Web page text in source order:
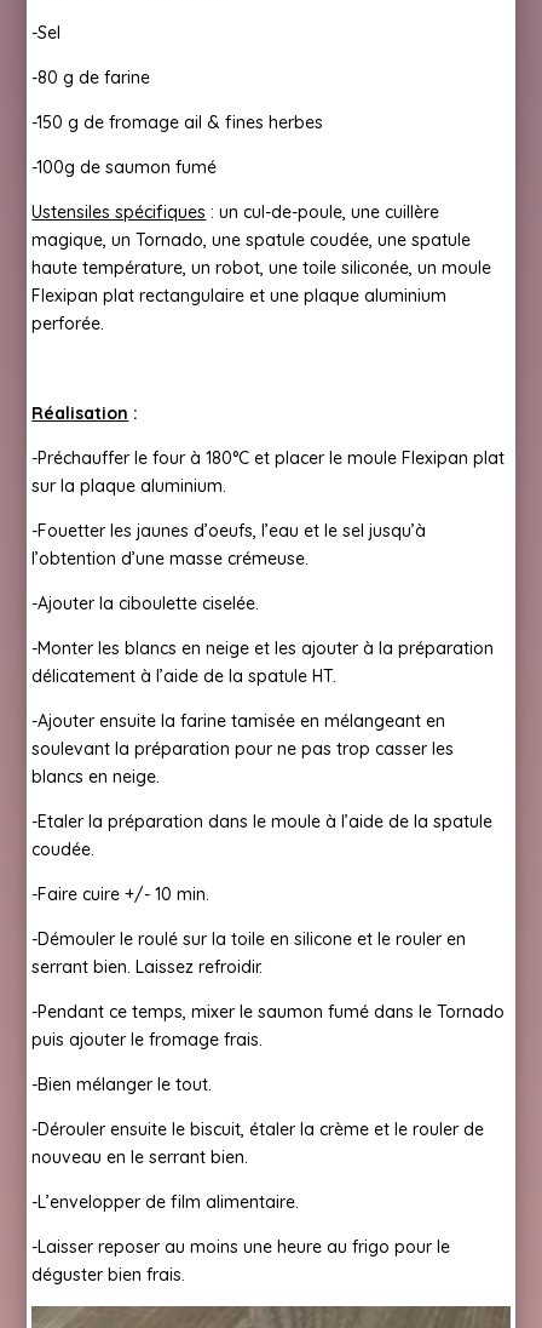
-Sel
-80 g de farine
-150 g de fromage ail & fines herbes
-100g de saumon fumé
Ustensiles spécifiques : un cul-de-poule, une cuillère
magique, un Tornado, une spatule coudée, une spatule
haute température, un robot, une toile siliconée, un moule
Flexipan plat rectangulaire et une plaque aluminium
perforée.
Réalisation :
-Préchauffer le four à 180°C et placer le moule Flexipan plat
sur la plaque aluminium.
-Fouetter les jaunes d’oeufs, l’eau et le sel jusqu’à
l’obtention d’une masse crémeuse.
-Ajouter la ciboulette ciselée.
-Monter les blancs en neige et les ajouter à la préparation
délicatement à l’aide de la spatule HT.
-Ajouter ensuite la farine tamisée en mélangeant en
soulevant la préparation pour ne pas trop casser les
blancs en neige.
-Etaler la préparation dans le moule à l’aide de la spatule
coudée.
-Faire cuire +/- 10 min.
-Démouler le roulé sur la toile en silicone et le rouler en
serrant bien. Laissez refroidir.
-Pendant ce temps, mixer le saumon fumé dans le Tornado
puis ajouter le fromage frais.
-Bien mélanger le tout.
-Dérouler ensuite le biscuit, étaler la crème et le rouler de
nouveau en le serrant bien.
-L’envelopper de film alimentaire.
-Laisser reposer au moins une heure au frigo pour le
déguster bien frais.